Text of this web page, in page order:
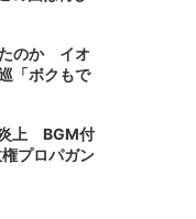
たのか イオ
「ボクもで
炎上 BGM付
プロパガン